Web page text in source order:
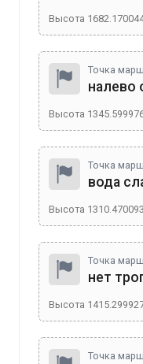
Высота
Точка
налево
Высота
Точка
вода
Высота 1310.470093
Точка
нет
Высота
Точка